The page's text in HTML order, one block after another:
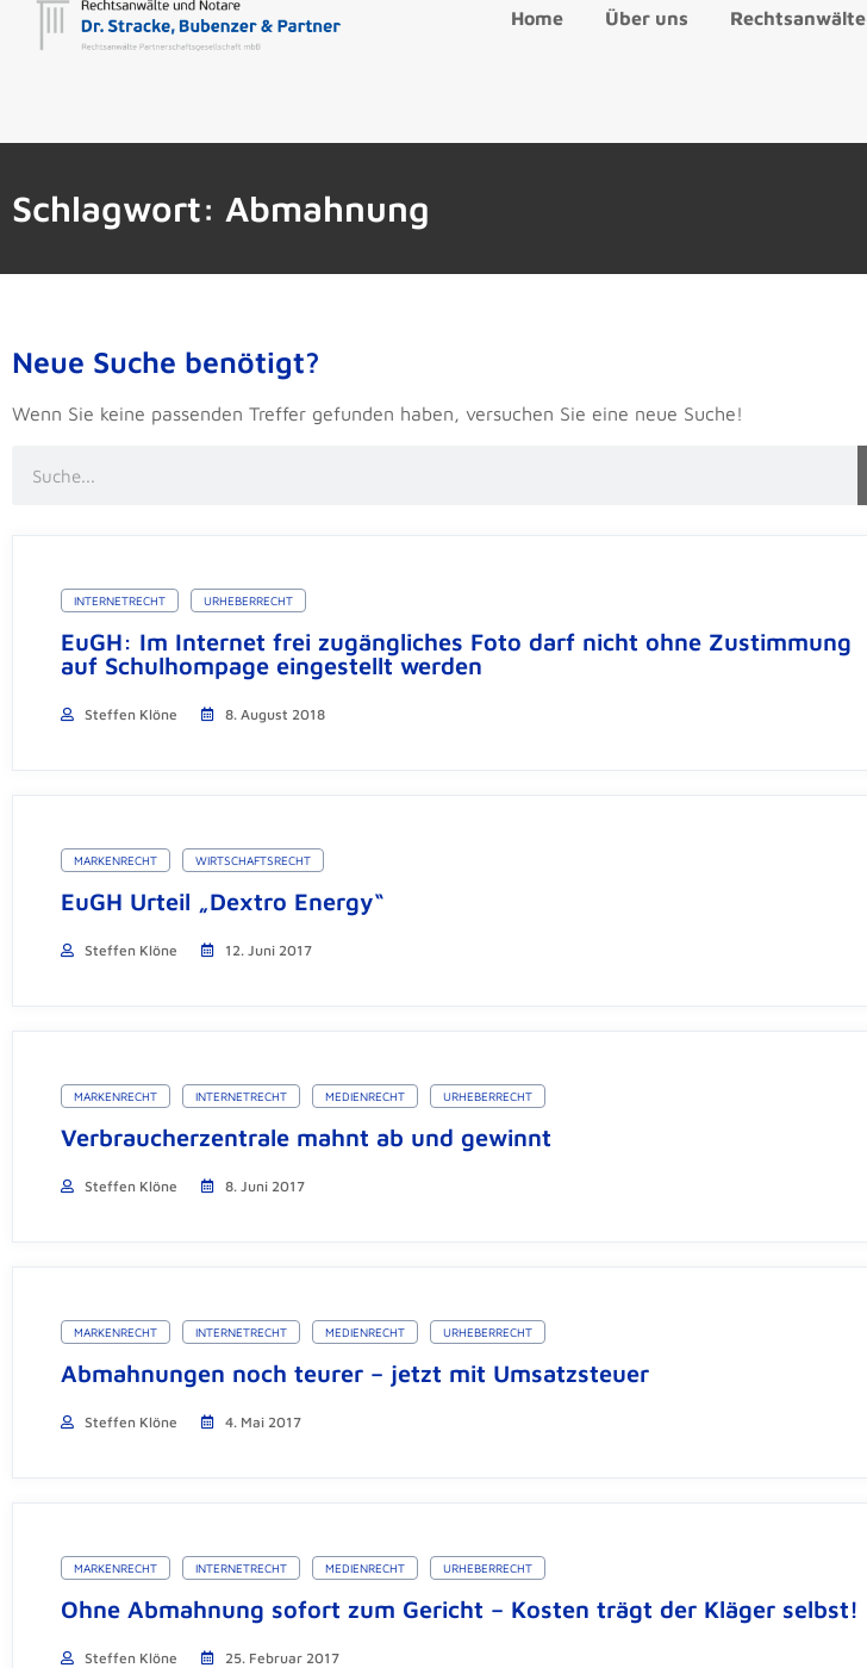
Home Über uns Rechtsanwälte
Schlagwort: Abmahnung
Neue Suche benötigt?
Wenn Sie keine passenden Treffer gefunden haben, versuchen Sie eine neue Suche!
INTERNETRECHT URHEBERRECHT
EuGH: Im Internet frei zugängliches Foto darf nicht ohne Zustimmung
auf Schulhompage eingestellt werden
Steffen Klöne 8. August 2018
MARKENRECHT WIRTSCHAFTSRECHT
EuGH Urteil „Dextro Energy“
Steffen Klöne 12. Juni 2017
MARKENRECHT INTERNETRECHT MEDIENRECHT URHEBERRECHT
Verbraucherzentrale mahnt ab und gewinnt
Steffen Klöne 8. Juni 2017
MARKENRECHT INTERNETRECHT MEDIENRECHT URHEBERRECHT
Abmahnungen noch teurer – jetzt mit Umsatzsteuer
Steffen Klöne 4. Mai 2017
MARKENRECHT INTERNETRECHT MEDIENRECHT URHEBERRECHT
Ohne Abmahnung sofort zum Gericht – Kosten trägt der Kläger selbst!
Steffen Klöne 25. Februar 2017